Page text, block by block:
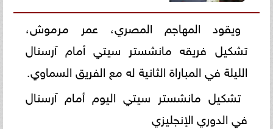
ويقود المهاجم المصري، عمر مرموش،
تشكيل فريقه مانشستر سيتي أمام آرسنال
الليلة في المباراة الثانية له مع الفريق السماوي.
تشكيل مانشستر سيتي اليوم أمام آرسنال
في الدوري الإنجليزي